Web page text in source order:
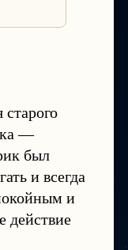
—
был
и всегда
и
действие